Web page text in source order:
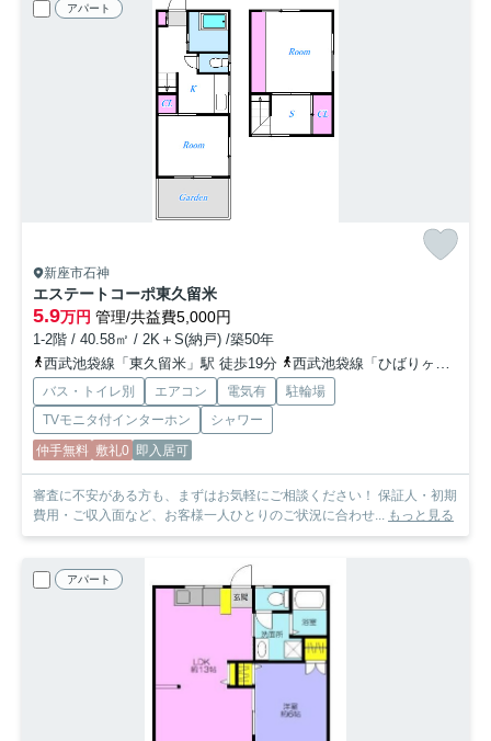
アパート
新座市石神
エステートコーポ東久留米
5.9万円 管理/共益費5,000円
1-2階 / 40.58㎡ / 2K＋S(納戸) /築50年
西武池袋線「東久留米」駅 徒歩19分
西武池袋線「ひばりヶ丘」駅 徒歩25分
バス・トイレ別 エアコン 電気有
駐輪場
TVモニタ付インターホン
シャワー
仲手無料 敷礼0 即入居可
審査に不安がある方も、まずはお気軽にご相談ください！ 保証人・初期
費用・ご収入面など、お客様一人ひとりのご状況に合わせ...
もっと見る
アパート